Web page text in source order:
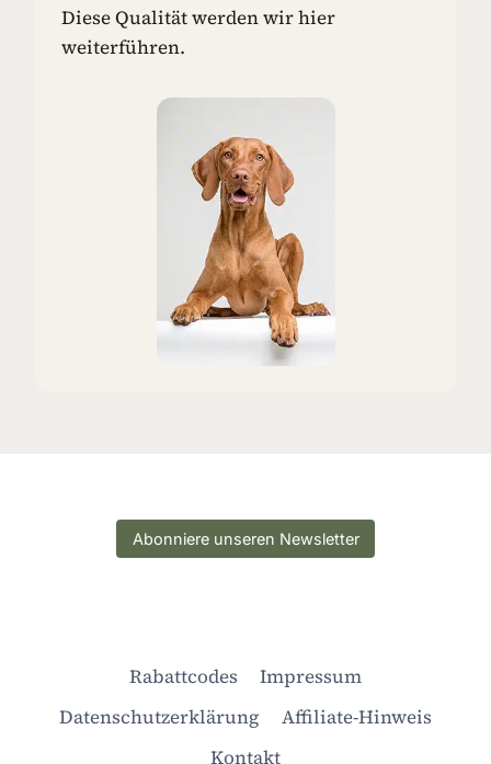
R
E
N
H
Diese Qualität werden wir hier
weiterführen.
Abonniere unseren Newsletter
Rabattcodes
Impressum
Datenschutzerklärung
Affiliate-Hinweis
Kontakt